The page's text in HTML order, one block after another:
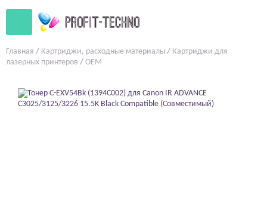
Главная / Картриджи, расходные материалы / Картриджи для
лазерных принтеров / OEM